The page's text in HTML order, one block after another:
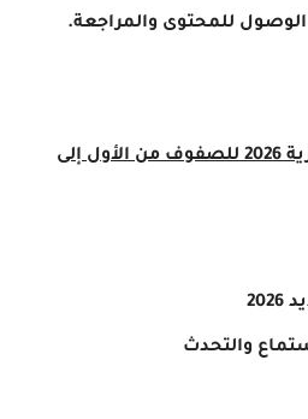
للمحتوى والمراجعة.
تحميل كتب اللغة الإنجليزية 2026 للصفوف من الأول إلى
والتحدث